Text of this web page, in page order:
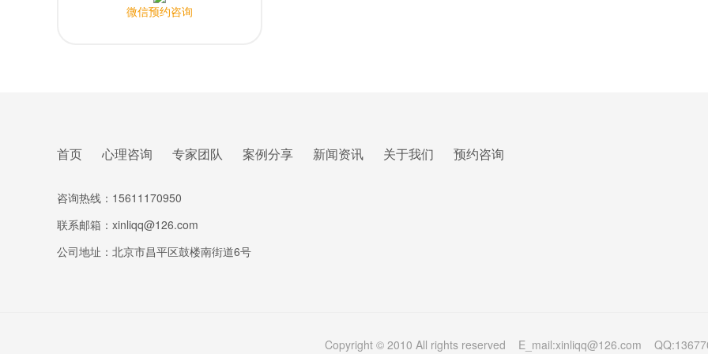
微信预约咨询
首页 心理咨询 专家团队 案例分享 新闻资讯 关于我们 预约咨询
咨询热线：15611170950
联系邮箱：xinliqq@126.com
公司地址：北京市昌平区鼓楼南街道6号
Copyright © 2010 All rights reserved E_mail:xinliqq@126.com